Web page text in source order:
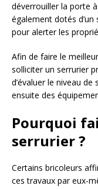
déverrouiller la porte
également dotés d’un
pour alerter les
Afin de faire le
solliciter un serrurier
d’évaluer le niveau
ensuite des
Pourquoi
serrurier ?
Certains bricoleurs
ces travaux par eux-